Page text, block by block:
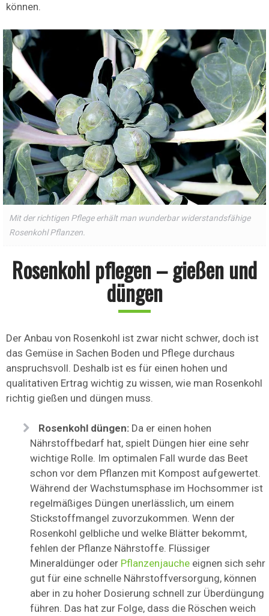
können.
Mit der richtigen Pflege erhält man wunderbar widerstandsfähige
Rosenkohl Pflanzen.
Rosenkohl pflegen – gießen und
düngen
Der Anbau von Rosenkohl ist zwar nicht schwer, doch ist
das Gemüse in Sachen Boden und Pflege durchaus
anspruchsvoll. Deshalb ist es für einen hohen und
qualitativen Ertrag wichtig zu wissen, wie man Rosenkohl
richtig gießen und düngen muss.
Rosenkohl düngen: Da er einen hohen
Nährstoffbedarf hat, spielt Düngen hier eine sehr
wichtige Rolle. Im optimalen Fall wurde das Beet
schon vor dem Pflanzen mit Kompost aufgewertet.
Während der Wachstumsphase im Hochsommer ist
regelmäßiges Düngen unerlässlich, um einem
Stickstoffmangel zuvorzukommen. Wenn der
Rosenkohl gelbliche und welke Blätter bekommt,
fehlen der Pflanze Nährstoffe. Flüssiger
Mineraldünger oder Pflanzenjauche eignen sich sehr
gut für eine schnelle Nährstoffversorgung, können
aber in zu hoher Dosierung schnell zur Überdüngung
führen. Das hat zur Folge, dass die Röschen weich